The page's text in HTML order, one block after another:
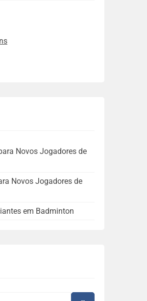
Novos Jogadores de
Novos Jogadores de
em Badminton